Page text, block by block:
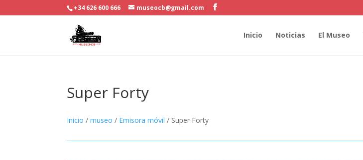
+34 626 600 666 museocb@gmail.com
Inicio Noticias El Museo
Super Forty
Inicio /museo / Emisora móvil / Super Forty